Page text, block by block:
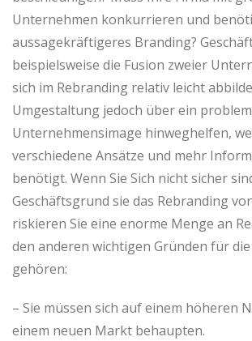
Unternehmen konkurrieren und
aussagekräftigeres Branding?
beispielsweise die Fusion zweier
sich im Rebranding relativ leicht
Umgestaltung jedoch über ein
Unternehmensimage hinweghelfen,
verschiedene Ansätze und mehr
benötigt. Wenn Sie Sich nicht sicher
Geschäftsgrund sie das Rebranding
riskieren Sie eine enorme Menge an
den anderen wichtigen Gründen für
gehören:
– Sie müssen sich auf einem höheren
einem neuen Markt behaupten.